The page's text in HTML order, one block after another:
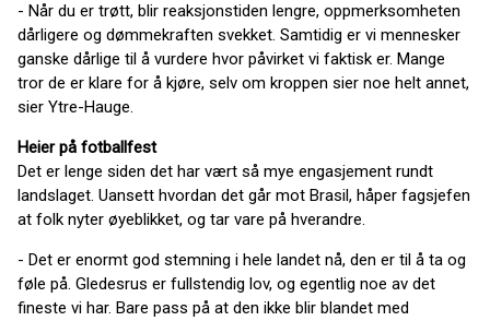
- Når du er trøtt, blir reaksjonstiden lengre, oppmerksomheten
dårligere og dømmekraften svekket. Samtidig er vi mennesker
ganske dårlige til å vurdere hvor påvirket vi faktisk er. Mange
tror de er klare for å kjøre, selv om kroppen sier noe helt annet,
sier Ytre-Hauge.
Heier på fotballfest
Det er lenge siden det har vært så mye engasjement rundt
landslaget. Uansett hvordan det går mot Brasil, håper fagsjefen
at folk nyter øyeblikket, og tar vare på hverandre.
- Det er enormt god stemning i hele landet nå, den er til å ta og
føle på. Gledesrus er fullstendig lov, og egentlig noe av det
fineste vi har. Bare pass på at den ikke blir blandet med